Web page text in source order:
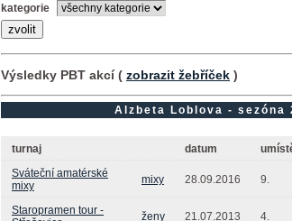
kategorie
Výsledky PBT akcí ( zobrazit žebříček )
Alzbeta Loblova - sezóna
turnaj datum
Sváteční amatérské
mixy
mixy 28.09.2016 9.
Staropramen tour -
ženy 21.07.2013 4.